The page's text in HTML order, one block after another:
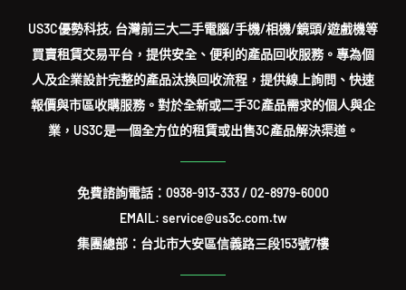
US3C優勢科技, 台灣前三大二手電腦/手機/相機/鏡頭/遊戲機等
買賣租賃交易平台，提供安全、便利的產品回收服務。專為個
人及企業設計完整的產品汰換回收流程，提供線上詢問、快速
報價與市區收購服務。對於全新或二手3C產品需求的個人與企
業，US3C是一個全方位的租賃或出售3C產品解決渠道。
免費諮詢電話： 0938-913-333/02-8979-6000
EMAIL: service@us3c.com.tw
集團總部：台北市大安區信義路三段153號7樓